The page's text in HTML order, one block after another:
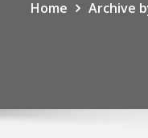
Home Archive